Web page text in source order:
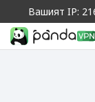
Вашият IP: